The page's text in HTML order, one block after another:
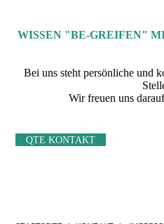
WISSEN "BE-GREIFEN"
Bei uns steht persönliche und
Wir freuen uns
QTE KONTAKT